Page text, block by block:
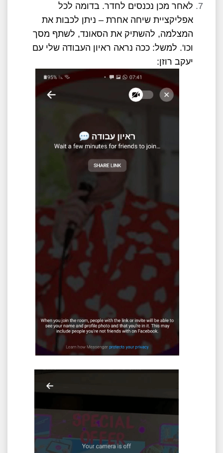
לאחר מכן נכנסים לחדר. בדומה לכל
אפליקציית שיחה אחרת – ניתן לכבות את
המצלמה, להשתיק את הסאונד, לשתף מסך
וכו'. למשל: ככה נראה ראיון העבודה שלי עם
יעקב רוזן: